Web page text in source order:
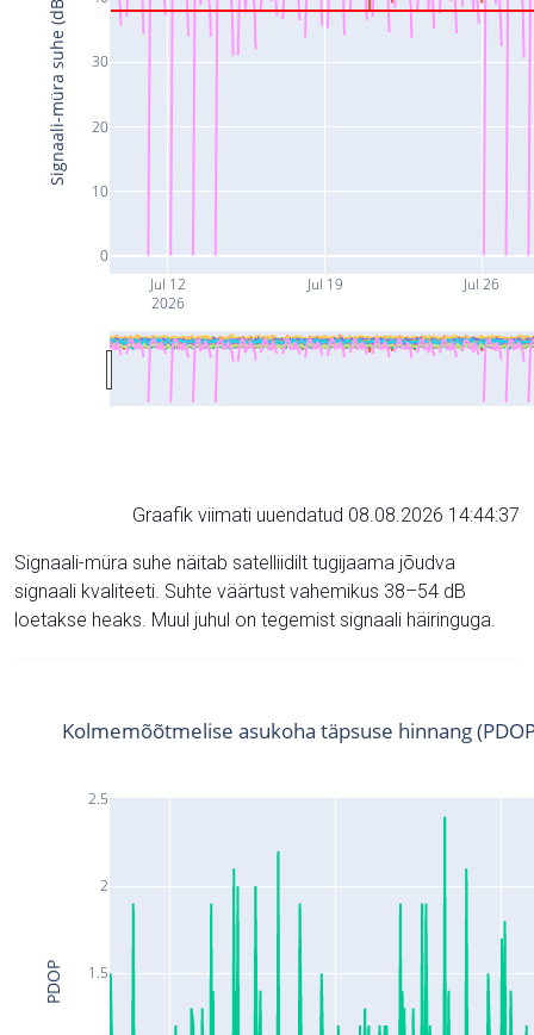
Jul 12
2026
Jul 19 Jul 26
0
10
20
30
Signaali-müra suhe (dB)
Graafik viimati uuendatud 08.08.2026 14:44:37
Signaali-müra suhe näitab satelliidilt tugijaama jõudva
signaali kvaliteeti. Suhte väärtust vahemikus 38–54 dB
loetakse heaks. Muul juhul on tegemist signaali häiringuga.
1.5
2
2.5
Kolmemõõtmelise asukoha täpsuse hinnang
PDOP